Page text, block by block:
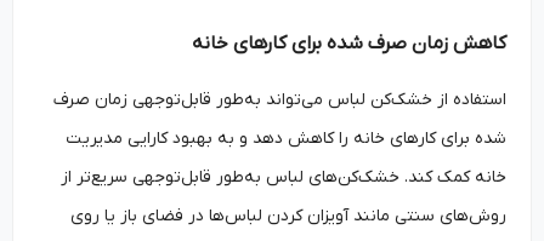
کاهش زمان صرف شده برای کارهای خانه
استفاده از خشک‌کن لباس می‌تواند به‌طور قابل‌توجهی زمان صرف
شده برای کارهای خانه را کاهش دهد و به بهبود کارایی مدیریت
خانه کمک کند. خشک‌کن‌های لباس به‌طور قابل‌توجهی سریع‌تر از
روش‌های سنتی مانند آویزان کردن لباس‌ها در فضای باز یا روی